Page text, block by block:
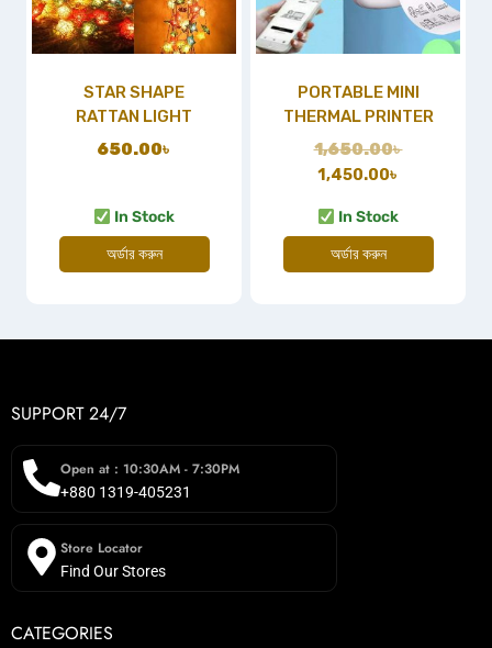
STAR SHAPE
RATTAN LIGHT
650.00৳
In Stock
অর্ডার করুন
PORTABLE MINI
THERMAL PRINTER
1,650.00৳
1,450.00৳
In Stock
অর্ডার করুন
SUPPORT 24/7
Open at : 10:30AM - 7:30PM
+880 1319-405231
Store Locator
Find Our Stores
CATEGORIES